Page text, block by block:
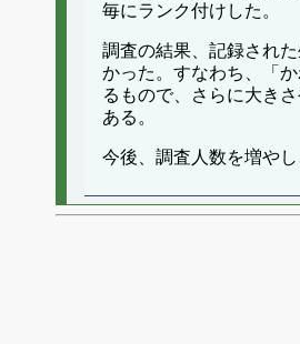
毎にランク付けした。
調査の結果、記録され
かった。すなわち、「
るもので、さらに大き
ある。
今後、調査人数を増や